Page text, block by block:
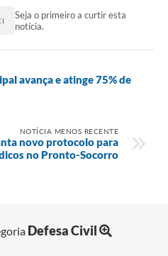
Seja o primeiro a curtir esta
notícia.
avança e atinge 75% de
NOTÍCIA MENOS RECENTE
novo protocolo para
no Pronto-Socorro
Defesa Civil